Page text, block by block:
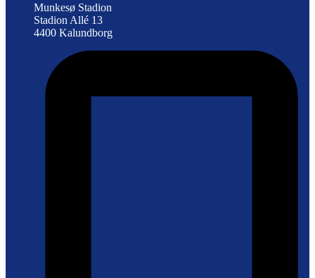
Munkesø Stadion
Stadion Allé 13
4400 Kalundborg